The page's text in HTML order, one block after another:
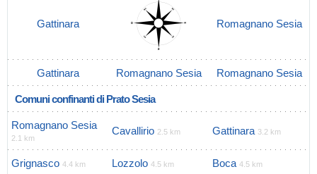
Gattinara Romagnano Sesia
Gattinara Romagnano Sesia Romagnano Sesia
Comuni confinanti di Prato Sesia
Romagnano Sesia
2.1 km
Cavallirio 2.5 km Gattinara 3.2 km
Grignasco 4.4 km Lozzolo 4.5 km Boca 4.5 km